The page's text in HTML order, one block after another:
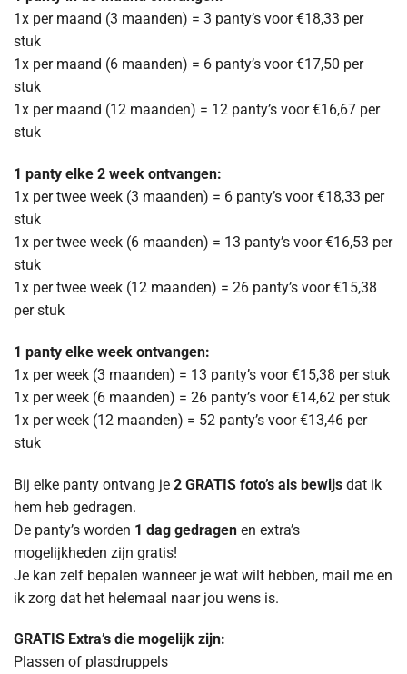
1x per maand (3 maanden) = 3 panty’s voor €18,33 per
stuk
1x per maand (6 maanden) = 6 panty’s voor €17,50 per
stuk
1x per maand (12 maanden) = 12 panty’s voor €16,67 per
stuk
1 panty elke 2 week ontvangen:
1x per twee week (3 maanden) = 6 panty’s voor €18,33 per
stuk
1x per twee week (6 maanden) = 13 panty’s voor €16,53 per
stuk
1x per twee week (12 maanden) = 26 panty’s voor €15,38
per stuk
1 panty elke week ontvangen:
1x per week (3 maanden) = 13 panty’s voor €15,38 per stuk
1x per week (6 maanden) = 26 panty’s voor €14,62 per stuk
1x per week (12 maanden) = 52 panty’s voor €13,46 per
stuk
Bij elke panty ontvang je 2 GRATIS foto’s als bewijs dat ik
hem heb gedragen.
De panty’s worden 1 dag gedragen en extra’s
mogelijkheden zijn gratis!
Je kan zelf bepalen wanneer je wat wilt hebben, mail me en
ik zorg dat het helemaal naar jou wens is.
GRATIS Extra’s die mogelijk zijn:
Plassen of plasdruppels